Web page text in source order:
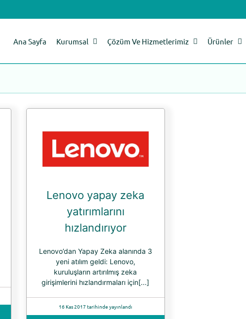
Ana Sayfa Kurumsal Çözüm Ve Hizmetlerimiz Ürünler
Lenovo yapay zeka
yatırımlarını
hızlandırıyor
Lenovo’dan Yapay Zeka alanında 3
yeni atılım geldi: Lenovo,
kuruluşların artırılmış zeka
girişimlerini hızlandırmaları için[...]
16 Kas 2017 tarihinde yayınlandı